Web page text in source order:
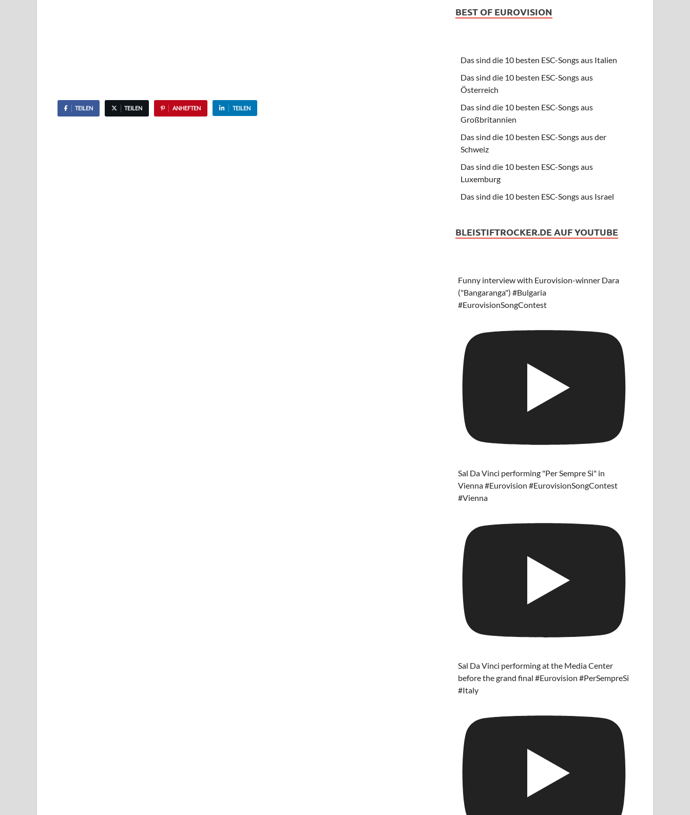
TEILEN TEILEN ANHEFTEN TEILEN
BEST OF EUROVISION
Das sind die 10 besten ESC-Songs aus Italien
Das sind die 10 besten ESC-Songs aus
Österreich
Das sind die 10 besten ESC-Songs aus
Großbritannien
Das sind die 10 besten ESC-Songs aus der
Schweiz
Das sind die 10 besten ESC-Songs aus
Luxemburg
Das sind die 10 besten ESC-Songs aus Israel
BLEISTIFTROCKER.DE AUF YOUTUBE
Funny interview with Eurovision-winner Dara
("Bangaranga") #Bulgaria
#EurovisionSongContest
Sal Da Vinci performing "Per Sempre Si" in
Vienna #Eurovision #EurovisionSongContest
#Vienna
Sal Da Vinci performing at the Media Center
before the grand final #Eurovision #PerSempreSi
#Italy